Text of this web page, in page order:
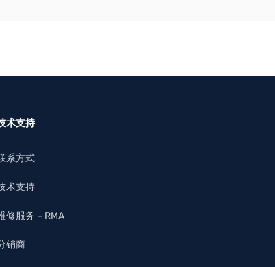
术支持
系方式
术支持
修服务 – RMA
销商